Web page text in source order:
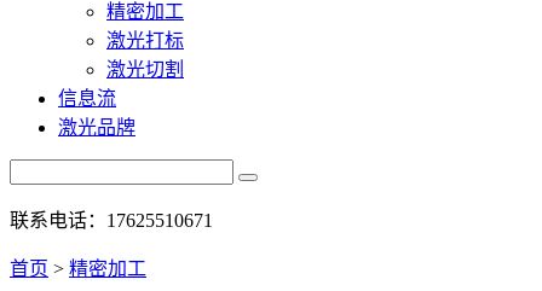
精密加工
激光打标
激光切割
信息流
激光品牌
联系电话：17625510671
首页 > 精密加工